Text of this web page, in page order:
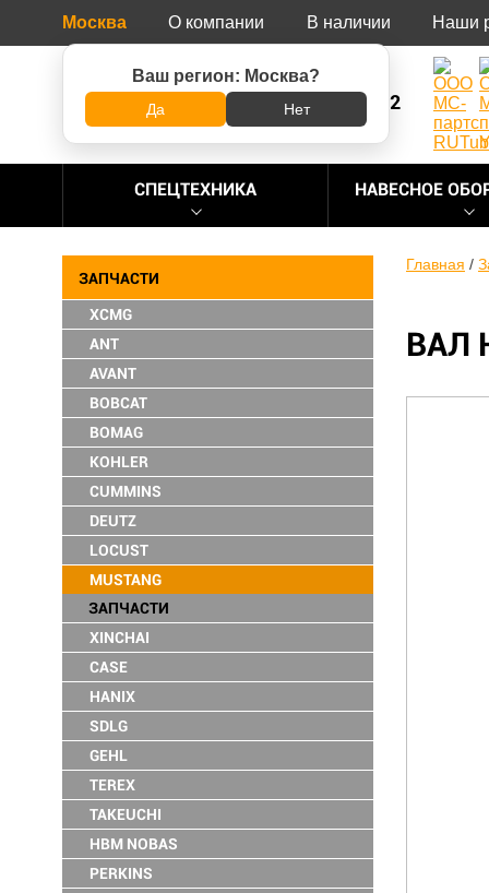
Москва
Ваш регион: Москва?
Да Нет
О компании В наличии Наши
8 (800) 500-73-92
СПЕЦТЕХНИКА НАВЕСНОЕ
ЗАПЧАСТИ
XCMG
ANT
AVANT
BOBCAT
BOMAG
KOHLER
CUMMINS
DEUTZ
LOCUST
MUSTANG
ЗАПЧАСТИ
XINCHAI
CASE
HANIX
SDLG
GEHL
TEREX
TAKEUCHI
HBM NOBAS
PERKINS
Главная /
ВАЛ